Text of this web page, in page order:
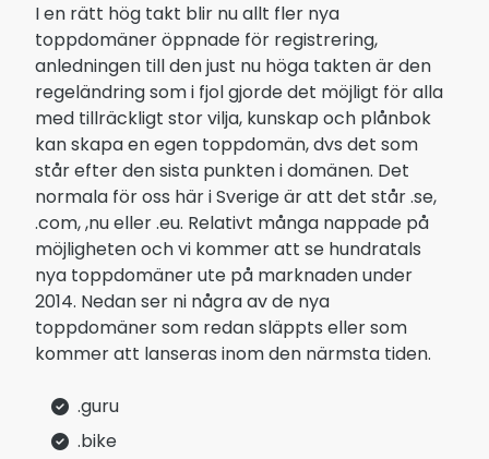
I en rätt hög takt blir nu allt fler nya
toppdomäner öppnade för registrering,
anledningen till den just nu höga takten är den
regeländring som i fjol gjorde det möjligt för alla
med tillräckligt stor vilja, kunskap och plånbok
kan skapa en egen toppdomän, dvs det som
står efter den sista punkten i domänen. Det
normala för oss här i Sverige är att det står .se,
.com, ,nu eller .eu. Relativt många nappade på
möjligheten och vi kommer att se hundratals
nya toppdomäner ute på marknaden under
2014. Nedan ser ni några av de nya
toppdomäner som redan släppts eller som
kommer att lanseras inom den närmsta tiden.
.guru
.bike